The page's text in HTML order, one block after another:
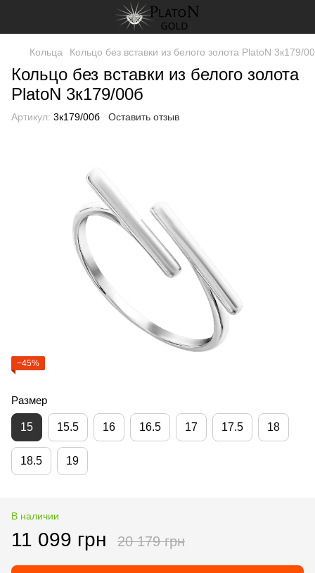
Кольца Кольцо без вставки из белого золота PlatoN 3к179/
Кольцо без вставки из белого золота
PlatoN 3к179/00б
Артикул: 3к179/00б Оставить отзыв
−45%
Размер
15 15.5 16 16.5 17 17.5 18
18.5 19
В наличии
11 099 грн 20 179 грн